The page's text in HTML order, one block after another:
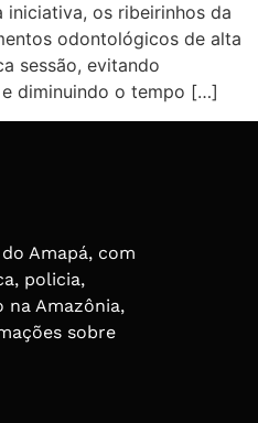
iniciativa, os ribeirinhos da
odontológicos de alta
sessão, evitando
diminuindo o tempo […]
Amapá, com
policia,
Amazônia,
sobre